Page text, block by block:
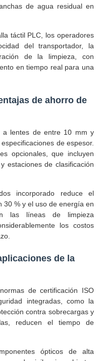
de agua residual en
táctil PLC, los operadores
del transportador, la
de la limpieza, con
en tiempo real para una
de ahorro de
a lentes de entre 10 mm y
de espesor.
opcionales, que incluyen
estaciones de clasificación
incorporado reduce el
30 % y el uso de energía en
las líneas de limpieza
los costos
de la
de certificación ISO
integradas, como la
contra sobrecargas y
reducen el tiempo de
ópticos de alta